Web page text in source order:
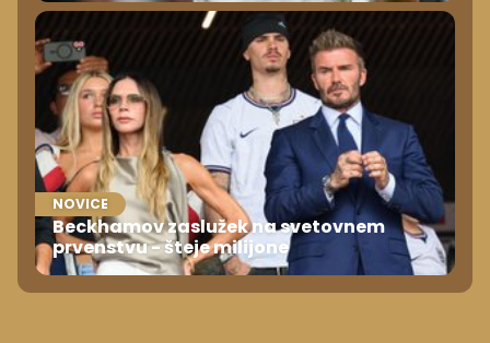
NOVICE
Beckhamov zaslužek na svetovnem
prvenstvu - šteje milijone